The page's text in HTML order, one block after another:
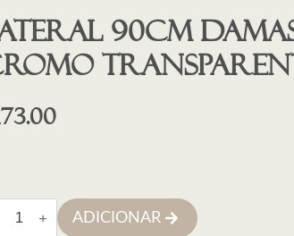
90cm
ADICIONAR